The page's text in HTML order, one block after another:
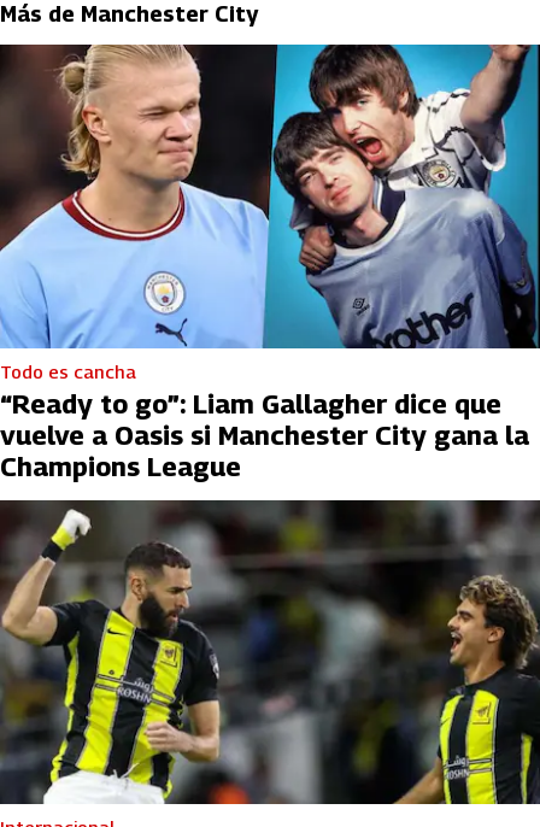
Más de Manchester City
Todo es cancha
“Ready to go”: Liam Gallagher dice que
vuelve a Oasis si Manchester City gana la
Champions League